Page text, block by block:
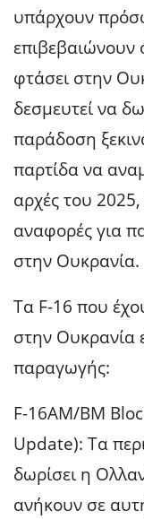
υπάρχουν
επιβεβαιώνουν
φτάσει στην
δεσμευτεί να
παράδοση
παρτίδα να
αρχές του
αναφορές για
στην Ουκρανία.
Τα F-16 που
στην Ουκρανία
παραγωγής:
F-16AM/BM
Update): Τα
δωρίσει η
ανήκουν σε